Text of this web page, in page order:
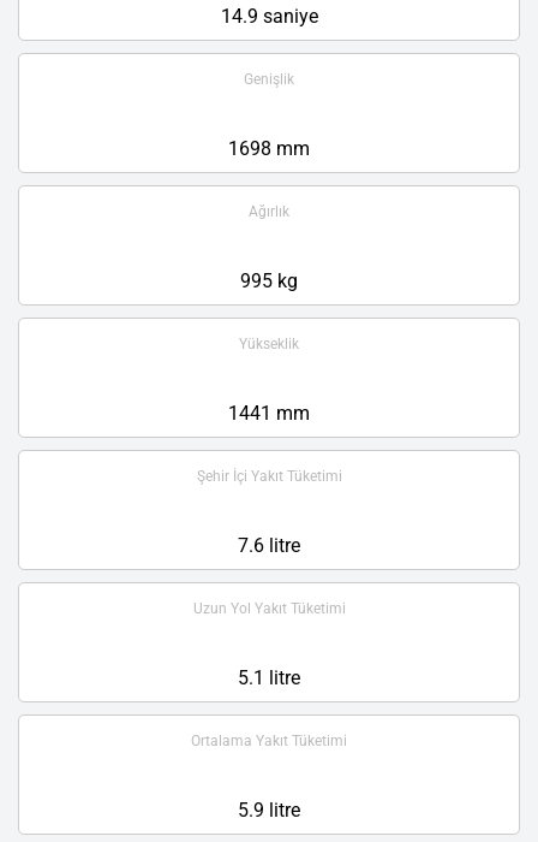
14.9 saniye
Genişlik
1698 mm
Ağırlık
995 kg
Yükseklik
1441 mm
Şehir İçi Yakıt Tüketimi
7.6 litre
Uzun Yol Yakıt Tüketimi
5.1 litre
Ortalama Yakıt Tüketimi
5.9 litre